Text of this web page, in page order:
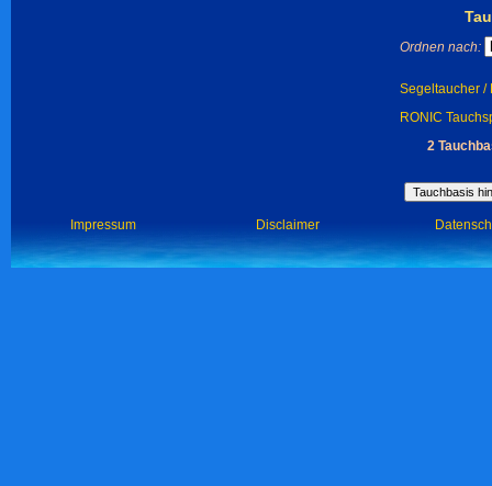
Ordnen nach:
Segeltaucher /
RONIC
2
Impressum Disclaimer